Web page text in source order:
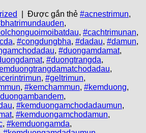
Được gắn thẻ #acnestrimun,
,
, #cachtrimunan,
, #congdungbha, #dadau, #damun,
, #duongamdamat,
, #duongtrangda,
,
, #geltrimun,
, #kemchammun, #kemduong,
,
, #kemduongamchodadaumun,
, #kemduongamchodamun,
, #kemduongamda,